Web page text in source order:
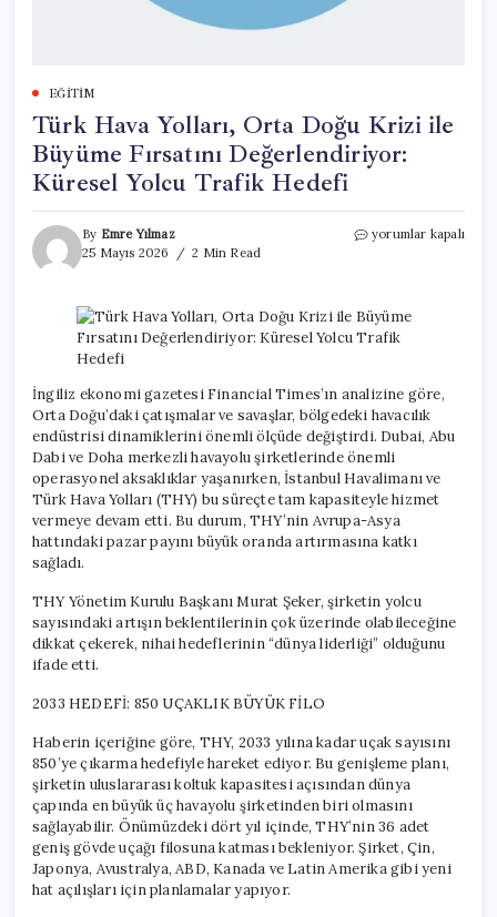
EĞITIM
Türk Hava Yolları, Orta Doğu Krizi ile
Büyüme Fırsatını Değerlendiriyor:
Küresel Yolcu Trafik Hedefi
By Emre Yılmaz
25 Mayıs 2026
2 Min Read
Türk
Doğu
Krizi
ile
Değerlendiriyor:
Küresel
Yolcu
Trafik
Hedefi
için
yorumlar kapalı
İngiliz ekonomi gazetesi Financial Times’ın analizine göre,
Orta Doğu’daki çatışmalar ve savaşlar, bölgedeki havacılık
endüstrisi dinamiklerini önemli ölçüde değiştirdi. Dubai, Abu
Dabi ve Doha merkezli havayolu şirketlerinde önemli
operasyonel aksaklıklar yaşanırken, İstanbul Havalimanı ve
Türk Hava Yolları (THY) bu süreçte tam kapasiteyle hizmet
vermeye devam etti. Bu durum, THY’nin Avrupa-Asya
hattındaki pazar payını büyük oranda artırmasına katkı
sağladı.
THY Yönetim Kurulu Başkanı Murat Şeker, şirketin yolcu
sayısındaki artışın beklentilerinin çok üzerinde olabileceğine
dikkat çekerek, nihai hedeflerinin “dünya liderliği” olduğunu
ifade etti.
2033 HEDEFİ: 850 UÇAKLIK BÜYÜK FİLO
Haberin içeriğine göre, THY, 2033 yılına kadar uçak sayısını
850’ye çıkarma hedefiyle hareket ediyor. Bu genişleme planı,
şirketin uluslararası koltuk kapasitesi açısından dünya
çapında en büyük üç havayolu şirketinden biri olmasını
sağlayabilir. Önümüzdeki dört yıl içinde, THY’nin 36 adet
geniş gövde uçağı filosuna katması bekleniyor. Şirket, Çin,
Japonya, Avustralya, ABD, Kanada ve Latin Amerika gibi yeni
hat açılışları için planlamalar yapıyor.